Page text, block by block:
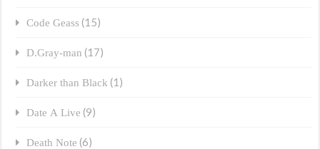
Code Geass (15)
D.Gray-man (17)
Darker than Black (1)
Date A Live (9)
Death Note (6)